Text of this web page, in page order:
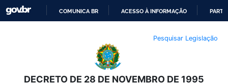
O
CONTEÚDO
COMUNICA BR ACESSO À INFORMAÇÃO
Pesquisar Legislação
DECRETO DE 28 DE NOVEMBRO DE 1995